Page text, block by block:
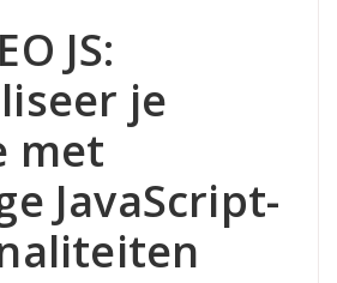
JS:
je
met
JavaScript-